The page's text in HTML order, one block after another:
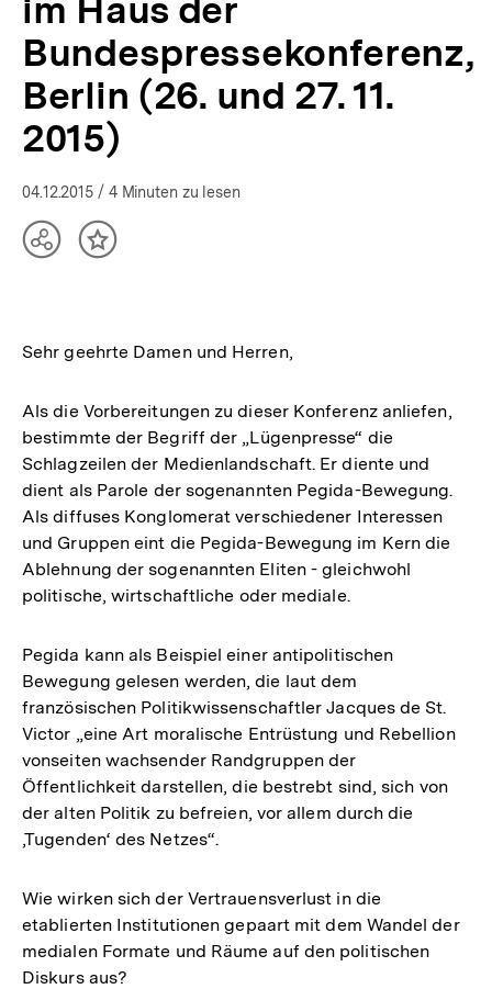
27.
2015)
Presse
im Haus der
Bundespressekonferenz,
Berlin (26. und 27. 11.
2015)
04.12.2015 / 4 Minuten zu lesen
TeilenInhalt
Sehr geehrte Damen und Herren,
Als die Vorbereitungen zu dieser Konferenz anliefen,
bestimmte der Begriff der „Lügenpresse“ die
Schlagzeilen der Medienlandschaft. Er diente und
dient als Parole der sogenannten Pegida-Bewegung.
Als diffuses Konglomerat verschiedener Interessen
und Gruppen eint die Pegida-Bewegung im Kern die
Ablehnung der sogenannten Eliten - gleichwohl
politische, wirtschaftliche oder mediale.
Pegida kann als Beispiel einer antipolitischen
Bewegung gelesen werden, die laut dem
französischen Politikwissenschaftler Jacques de St.
Victor „eine Art moralische Entrüstung und Rebellion
vonseiten wachsender Randgruppen der
Öffentlichkeit darstellen, die bestrebt sind, sich von
der alten Politik zu befreien, vor allem durch die
‚Tugenden‘ des Netzes“.
Wie wirken sich der Vertrauensverlust in die
etablierten Institutionen gepaart mit dem Wandel der
medialen Formate und Räume auf den politischen
Diskurs aus?